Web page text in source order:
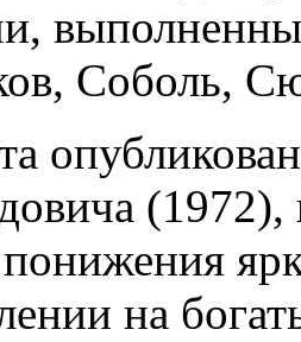
Соболь,
на